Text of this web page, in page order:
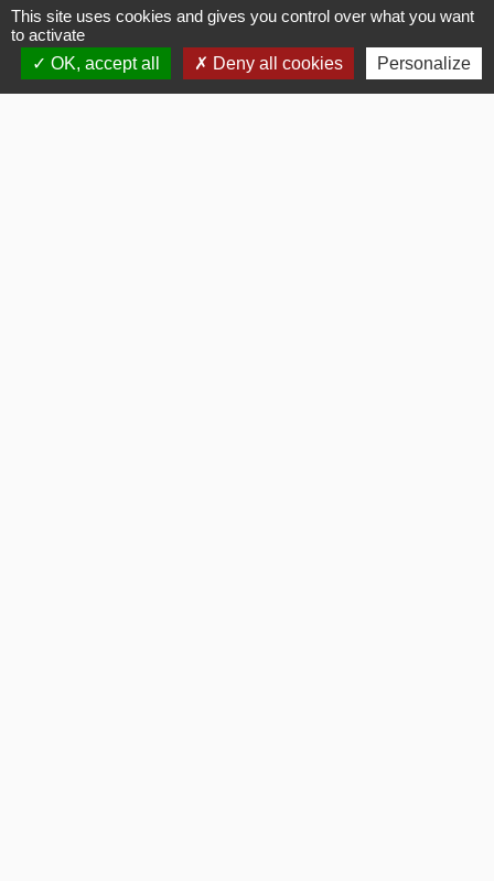
Flash Infos
chevron_leftPrevious
chevron_right
Next
This site uses cookies and gives you control over what you want
to activate
OK, accept all
Deny all cookies Personalize